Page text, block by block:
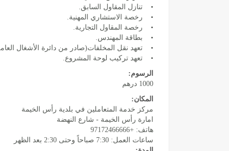
• تنازل المقاول السابق.
• رخصة الاستشاري المهنية.
• رخصة المقاول التجارية.
• بطاقة المهندس.
• تعهد نقل المخلفات(صادر من دائرة الأشغال
• تعهد تركيب لوحة المشروع.
الرسوم:
1000 درهم
المكان:
مركز خدمة المتعاملين في بلدية رأس الخيمة
امارة رأس الخيمة - شارع النهضة
هاتف: +97172466666
ساعات العمل: 7:30 صباحاً وحتى 2:30 بعد الظهر